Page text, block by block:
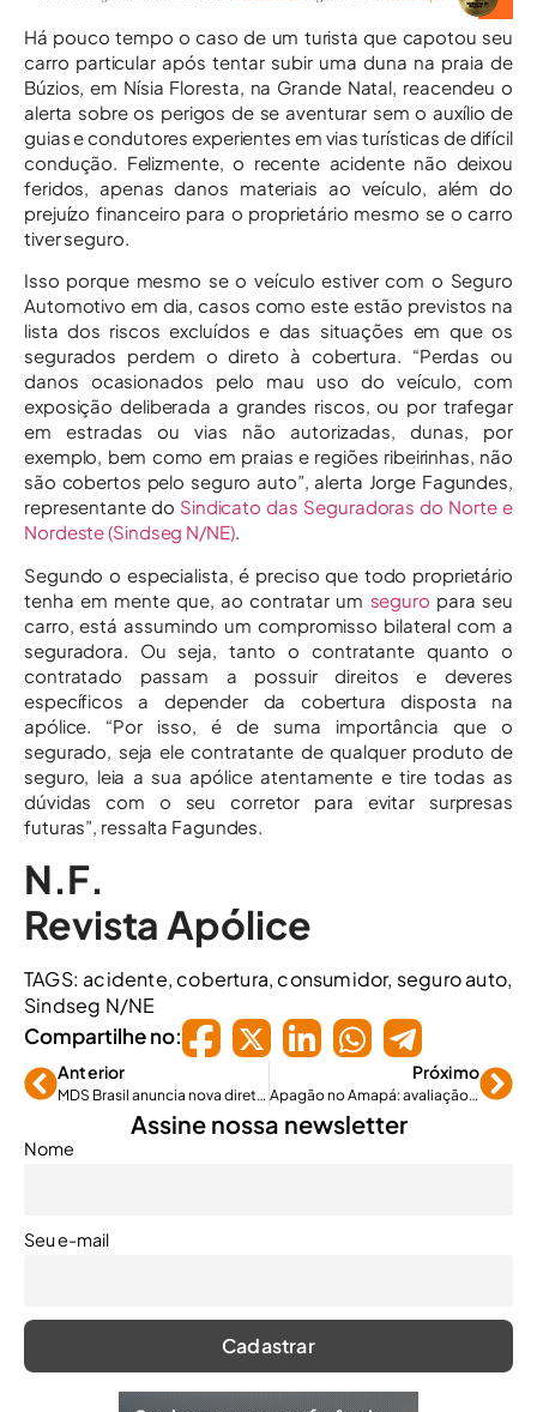
Há pouco tempo o caso de um turista que capotou seu
carro particular após tentar subir uma duna na praia de
Búzios, em Nísia Floresta, na Grande Natal, reacendeu o
alerta sobre os perigos de se aventurar sem o auxílio de
guias e condutores experientes em vias turísticas de difícil
condução. Felizmente, o recente acidente não deixou
feridos, apenas danos materiais ao veículo, além do
prejuízo financeiro para o proprietário mesmo se o carro
tiver seguro.
Isso porque mesmo se o veículo estiver com o Seguro
Automotivo em dia, casos como este estão previstos na
lista dos riscos excluídos e das situações em que os
segurados perdem o direto à cobertura. “Perdas ou
danos ocasionados pelo mau uso do veículo, com
exposição deliberada a grandes riscos, ou por trafegar
em estradas ou vias não autorizadas, dunas, por
exemplo, bem como em praias e regiões ribeirinhas, não
são cobertos pelo seguro auto”, alerta Jorge Fagundes,
representante do Sindicato das Seguradoras do Norte e
Nordeste (Sindseg N/NE).
Segundo o especialista, é preciso que todo proprietário
tenha em mente que, ao contratar um seguro para seu
carro, está assumindo um compromisso bilateral com a
seguradora. Ou seja, tanto o contratante quanto o
contratado passam a possuir direitos e deveres
específicos a depender da cobertura disposta na
apólice. “Por isso, é de suma importância que o
segurado, seja ele contratante de qualquer produto de
seguro, leia a sua apólice atentamente e tire todas as
dúvidas com o seu corretor para evitar surpresas
futuras”, ressalta Fagundes.
N.F.
Revista Apólice
TAGS: acidente, cobertura, consumidor, seguro auto,
Sindseg N/NE
Compartilhe no:
Anterior
MDS Brasil anuncia nova diretora comercial de Saúde e Benefícios
Próximo
Apagão no Amapá: avaliação do risco para o mercado de seguros
Assine nossa newsletter
Nome
Seu e-mail